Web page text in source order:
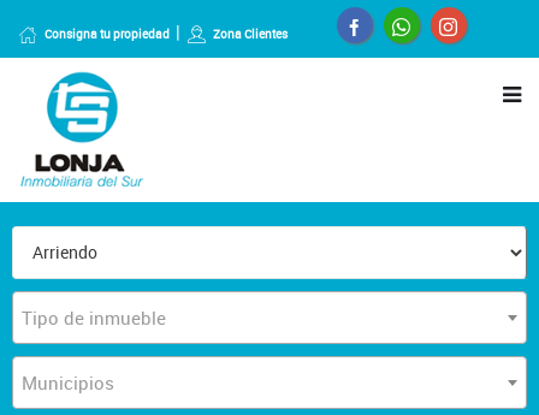
Consigna tu propiedad Zona Clientes
Tipo de inmueble
Municipios